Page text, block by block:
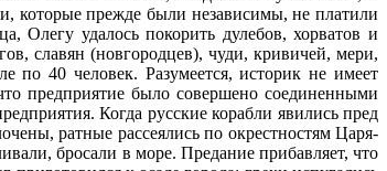
которые прежде были независимы, не платили
Олегу удалось покорить дулебов, хорватов и
славян (новгородцев), чуди, кривичей, мери,
по 40 человек. Разумеется, историк не имеет
предприятие было совершено соединенными
Когда русские корабли явились пред
ратные рассеялись по окрестностям Царя-
бросали в море. Предание прибавляет, что